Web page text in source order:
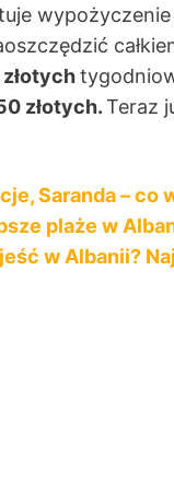
złotych.Teraz
Saranda –
plaże w
w Albanii?